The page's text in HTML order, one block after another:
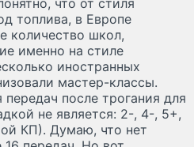
что от стиля
топлива, в Европе
количество школ,
именно на стиле
иностранных
мастер-классы.
после трогания для
не является: 2-, 4-, 5+,
КП). Думаю, что нет